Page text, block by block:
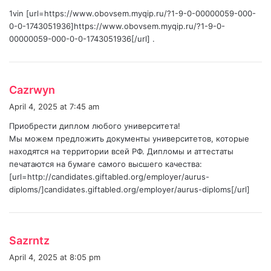
s
:
1vin [url=https://www.obovsem.myqip.ru/?1-9-0-00000059-000-
0-0-1743051936]https://www.obovsem.myqip.ru/?1-9-0-
00000059-000-0-0-1743051936[/url] .
Cazrwyn
a
s
:
April 4, 2025 at 7:45 am
Приобрести диплом любого университета!
Мы можем предложить документы университетов, которые
находятся на территории всей РФ. Дипломы и аттестаты
печатаются на бумаге самого высшего качества:
[url=http://candidates.giftabled.org/employer/aurus-
diploms/]candidates.giftabled.org/employer/aurus-diploms[/url]
Sazrntz
a
April 4, 2025 at 8:05 pm